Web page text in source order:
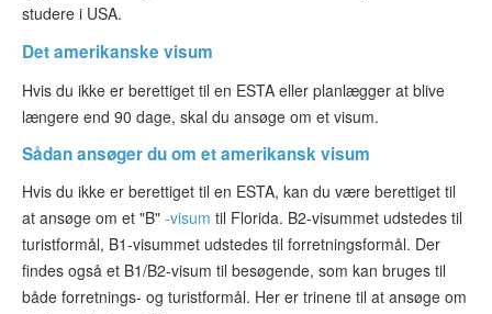
studere i USA.
Det amerikanske visum
Hvis du ikke er berettiget til en ESTA eller planlægger at blive
længere end 90 dage, skal du ansøge om et visum.
Sådan ansøger du om et amerikansk visum
Hvis du ikke er berettiget til en ESTA, kan du være berettiget til
at ansøge om et "B" -visum til Florida. B2-visummet udstedes til
turistformål, B1-visummet udstedes til forretningsformål. Der
findes også et B1/B2-visum til besøgende, som kan bruges til
både forretnings- og turistformål. Her er trinene til at ansøge om